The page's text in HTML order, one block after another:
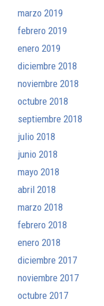
marzo 2019
febrero 2019
enero 2019
diciembre 2018
noviembre 2018
octubre 2018
septiembre 2018
julio 2018
junio 2018
mayo 2018
abril 2018
marzo 2018
febrero 2018
enero 2018
diciembre 2017
noviembre 2017
octubre 2017